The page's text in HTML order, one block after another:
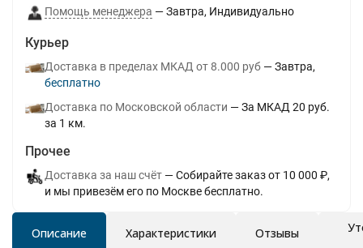
Помощь менеджера Завтра Индивидуально
Курьер
Доставка в пределах МКАД от 8.000 руб
Завтра
Бесплатно
Доставка по Московской области
За МКАД 20 руб.
за 1 км.
Прочее
Доставка за наш счёт
Собирайте заказ от 10 000 ₽,
и мы привезём его по Москве бесплатно.
Описание Характеристики Отзывы